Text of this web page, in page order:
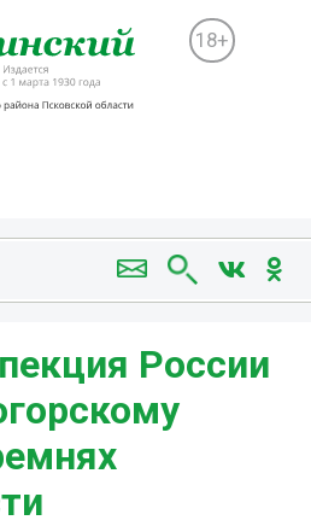
18+
России